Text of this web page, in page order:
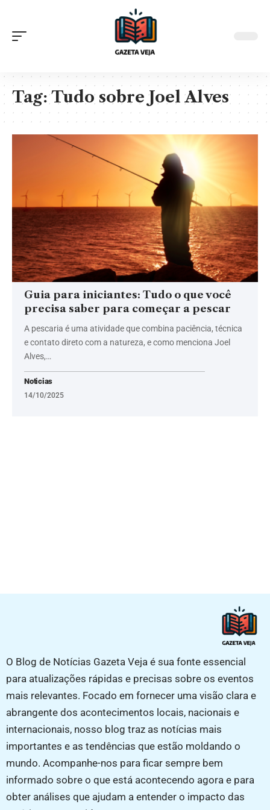
Tag:Tudo sobre Joel Alves
Guia para iniciantes: Tudo o que você
precisa saber para começar a pescar
A pescaria é uma atividade que combina paciência, técnica
e contato direto com a natureza, e como menciona Joel
Alves,…
Noticias
14/10/2025
O Blog de Notícias Gazeta Veja é sua fonte essencial
para atualizações rápidas e precisas sobre os eventos
mais relevantes. Focado em fornecer uma visão clara e
abrangente dos acontecimentos locais, nacionais e
internacionais, nosso blog traz as notícias mais
importantes e as tendências que estão moldando o
mundo. Acompanhe-nos para ficar sempre bem
informado sobre o que está acontecendo agora e para
obter análises que ajudam a entender o impacto das